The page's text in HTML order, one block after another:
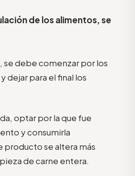
de los alimentos, se
se debe comenzar por los
dejar para el final los
optar por la que fue
y consumirla
se altera más
de carne entera.